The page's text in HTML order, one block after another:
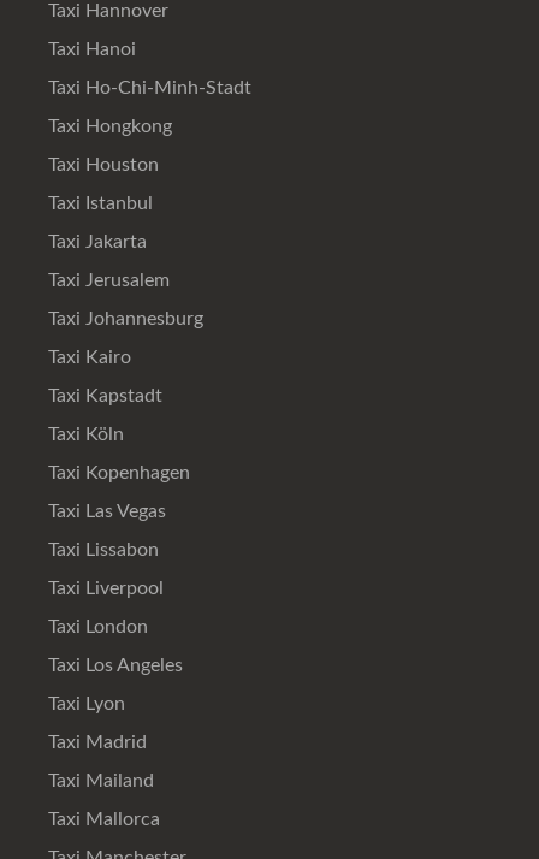
Taxi Hannover
Taxi Hanoi
Taxi Ho-Chi-Minh-Stadt
Taxi Hongkong
Taxi Houston
Taxi Istanbul
Taxi Jakarta
Taxi Jerusalem
Taxi Johannesburg
Taxi Kairo
Taxi Kapstadt
Taxi Köln
Taxi Kopenhagen
Taxi Las Vegas
Taxi Lissabon
Taxi Liverpool
Taxi London
Taxi Los Angeles
Taxi Lyon
Taxi Madrid
Taxi Mailand
Taxi Mallorca